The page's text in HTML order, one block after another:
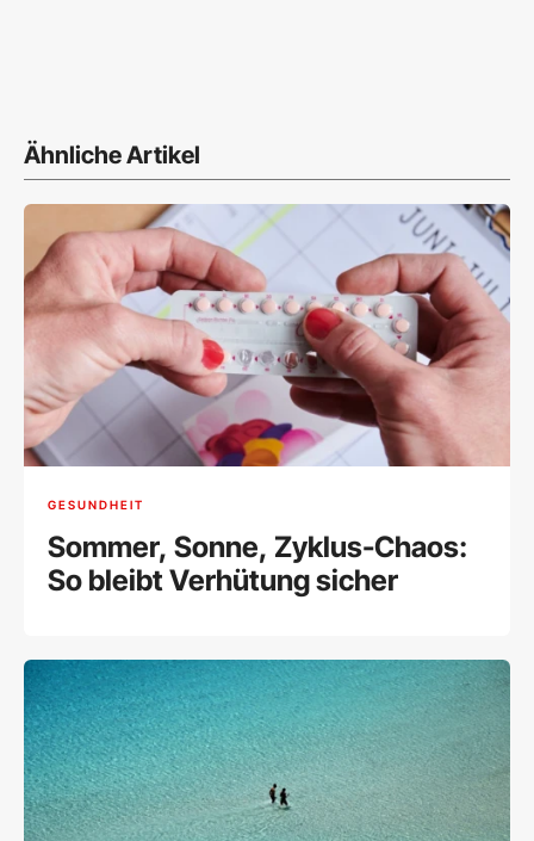
Ähnliche Artikel
GESUNDHEIT
Sommer, Sonne, Zyklus-Chaos:
So bleibt Verhütung sicher